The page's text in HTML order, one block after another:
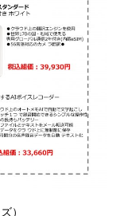
）